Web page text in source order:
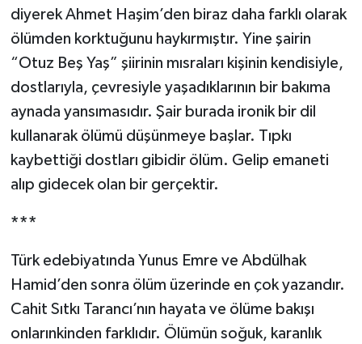
diyerek Ahmet Haşim’den biraz daha farklı olarak
ölümden korktuğunu haykırmıştır. Yine şairin
“Otuz Beş Yaş” şiirinin mısraları kişinin kendisiyle,
dostlarıyla, çevresiyle yaşadıklarının bir bakıma
aynada yansımasıdır. Şair burada ironik bir dil
kullanarak ölümü düşünmeye başlar. Tıpkı
kaybettiği dostları gibidir ölüm. Gelip emaneti
alıp gidecek olan bir gerçektir.
***
Türk edebiyatında Yunus Emre ve Abdülhak
Hamid’den sonra ölüm üzerinde en çok yazandır.
Cahit Sıtkı Tarancı’nın hayata ve ölüme bakışı
onlarınkinden farklıdır. Ölümün soğuk, karanlık